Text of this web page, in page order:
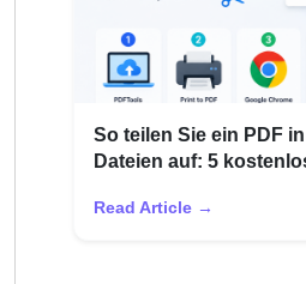
So teilen Sie ein PDF
Dateien auf: 5
Read Article →